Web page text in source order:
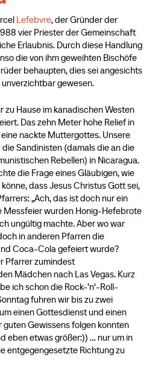
Lefebvre, der Gründer der
vier Priester der Gemeinschaft
Erlaubnis. Durch diese Handlung
die von ihm geweihten Bischöfe
behaupten, dies sei angesichts
gewesen.
zu Hause im kanadischen Westen
Das zehn Meter hohe Relief in
nackte Muttergottes. Unsere
Sandinisten (damals die an die
Rebellen) in Nicaragua.
die Frage eines Gläubigen, wie
dass Jesus Christus Gott sei,
„Ach, das ist doch nur ein
Messfeier wurden Honig-Hefebrote
ungültig machte. Aber wo war
in anderen Pfarren die
Coca-Cola gefeiert wurde?
Pfarrer zumindest
Mädchen nach Las Vegas. Kurz
ich schon die Rock-’n‘-Roll-
fuhren wir bis zu zwei
einen Gottesdienst und einen
guten Gewissens folgen konnten
eben etwas größer:)) … nur um in
entgegengesetzte Richtung zu